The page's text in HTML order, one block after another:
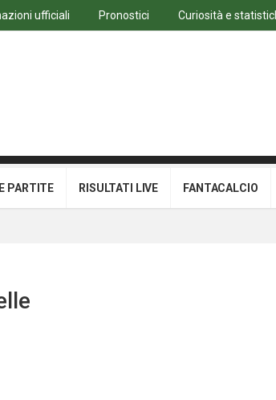
ufficiali Pronostici Curiosità e
PARTITE RISULTATI LIVE FANTACALCIO